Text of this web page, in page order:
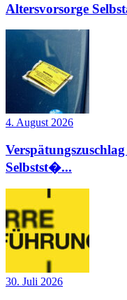
Altersvorsorge
4. August 2026
Selbstst�...
30. Juli 2026